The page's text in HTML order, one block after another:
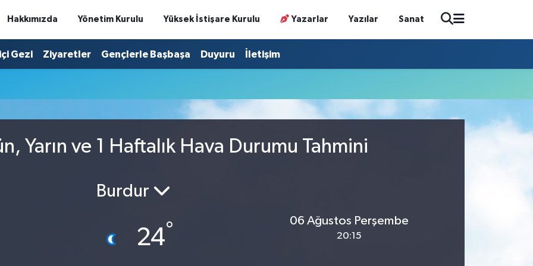
Hakkımızda Yönetim Kurulu Yüksek İstişare Kurulu Yazarlar Yazılar Sanat
Gezi Ziyaretler Gençlerle Başbaşa Duyuru İletişim
Yarın ve 1 Haftalık Hava Durumu Tahmini
Burdur
24°
06 Ağustos Perşembe
20:15